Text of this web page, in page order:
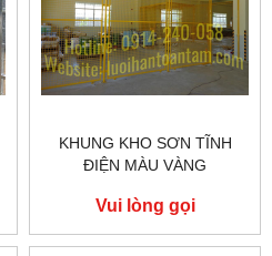
KHUNG KHO SƠN TĨNH
ĐIỆN MÀU VÀNG
Vui lòng gọi